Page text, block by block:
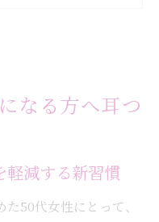
がもたらす変化
体型管理の新提案
体験談と変化例
さと健康を両立
なる方へ耳つ
軽減する新習慣
50代女性にとって、